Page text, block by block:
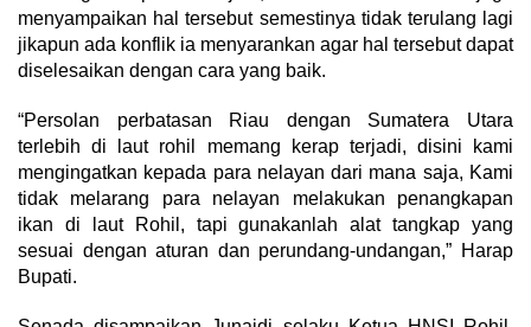
menyampaikan hal tersebut semestinya tidak terulang lagi
jikapun ada konflik ia menyarankan agar hal tersebut dapat
diselesaikan dengan cara yang baik.
“Persolan perbatasan Riau dengan Sumatera Utara
terlebih di laut rohil memang kerap terjadi, disini kami
mengingatkan kepada para nelayan dari mana saja, Kami
tidak melarang para nelayan melakukan penangkapan
ikan di laut Rohil, tapi gunakanlah alat tangkap yang
sesuai dengan aturan dan perundang-undangan,” Harap
Bupati.